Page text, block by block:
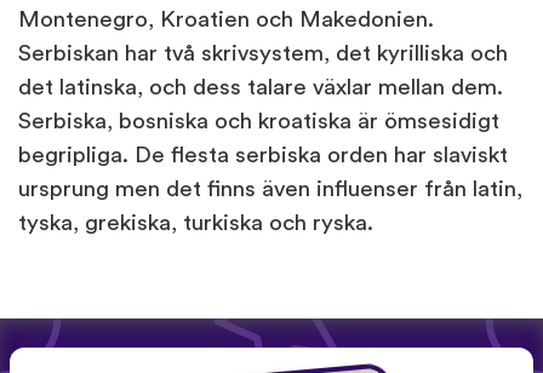
Montenegro, Kroatien och Makedonien.
Serbiskan har två skrivsystem, det kyrilliska och
det latinska, och dess talare växlar mellan dem.
Serbiska, bosniska och kroatiska är ömsesidigt
begripliga. De flesta serbiska orden har slaviskt
ursprung men det finns även influenser från latin,
tyska, grekiska, turkiska och ryska.